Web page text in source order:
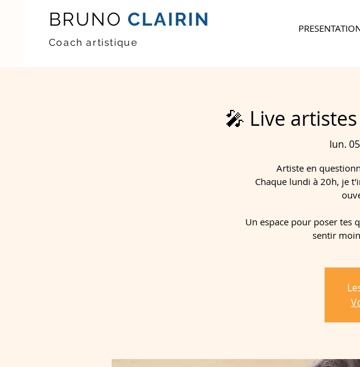
BRUNO CLAIRIN
Coach artistique
🎤 Live
lun.
Artiste en
Chaque lundi à 20h, je
Un espace pour poser tes
sentir